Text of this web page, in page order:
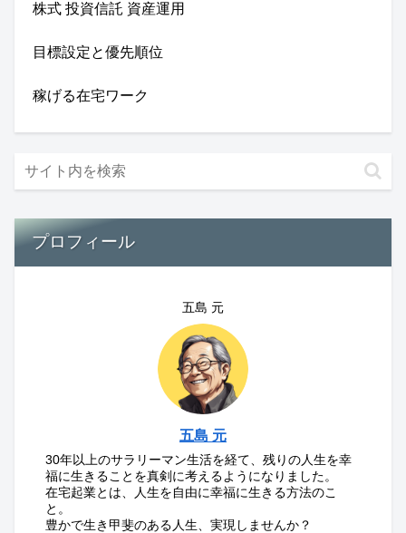
株式 投資信託 資産運用
目標設定と優先順位
稼げる在宅ワーク
プロフィール
五島 元
五島 元
30年以上のサラリーマン生活を経て、残りの人生を幸
福に生きることを真剣に考えるようになりました。
在宅起業とは、人生を自由に幸福に生きる方法のこ
と。
豊かで生き甲斐のある人生、実現しませんか？